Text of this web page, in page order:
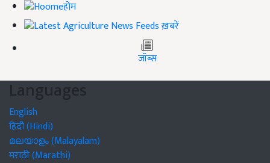
होम
ख़बरें
जॉब्स
Languages
English
हिंदी (Hindi)
മലയാളം (Malayalam)
मराठी (Marathi)